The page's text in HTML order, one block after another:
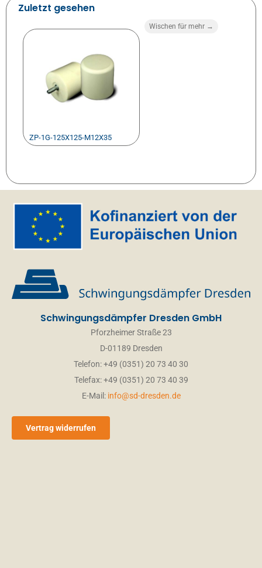
Zuletzt gesehen
Wischen für mehr →
ZP-1G-125X125-M12X35
Schwingungsdämpfer Dresden GmbH
Pforzheimer Straße 23
D-01189 Dresden
Telefon: +49 (0351) 20 73 40 30
Telefax: +49 (0351) 20 73 40 39
E-Mail: info@sd-dresden.de
Vertrag widerrufen